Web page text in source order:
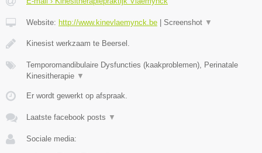
Website: http://www.kinevlaemynck.be Screenshot ▼
Kinesist werkzaam te Beersel.
Temporomandibulaire Dysfuncties (kaakproblemen), Perinatale
Kinesitherapie ▼
Er wordt gewerkt op afspraak.
Laatste facebook posts ▼
Sociale media: